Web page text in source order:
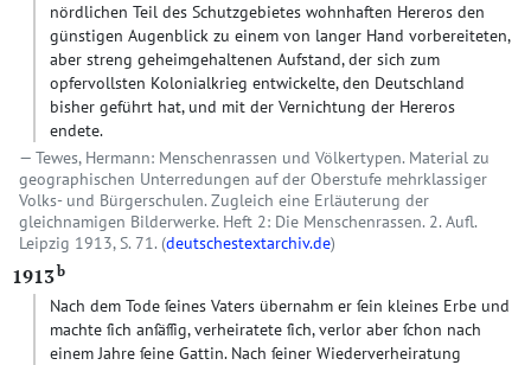
nördlichen Teil des Schutzgebietes wohnhaften Hereros den
günstigen Augenblick zu einem von langer Hand vorbereiteten,
aber streng geheimgehaltenen Aufstand, der sich zum
opfervollsten Kolonialkrieg entwickelte, den Deutschland
bisher geführt hat, und mit der Vernichtung der Hereros
endete.
Tewes, Hermann: Menschenrassen und Völkertypen. Material zu
geographischen Unterredungen auf der Oberstufe mehrklassiger
Volks- und Bürgerschulen. Zugleich eine Erläuterung der
gleichnamigen Bilderwerke. Heft 2: Die Menschenrassen. 2. Aufl.
Leipzig 1913, S. 71. (deutschestextarchiv.de)
1913b
Nach dem Tode ſeines Vaters übernahm er ſein kleines Erbe und
machte ſich anſäſſig, verheiratete ſich, verlor aber ſchon nach
einem Jahre ſeine Gattin. Nach ſeiner Wiederverheiratung